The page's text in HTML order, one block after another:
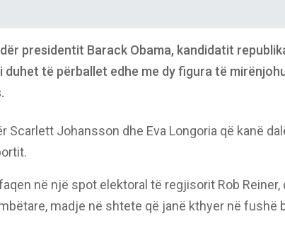
presidentit Barack Obama, kandidatit
duhet të përballet edhe me dy figura të
Scarlett Johansson dhe Eva Longoria që kanë
në një spot elektoral të regjisorit Rob
madje në shtete që janë kthyer në fushë